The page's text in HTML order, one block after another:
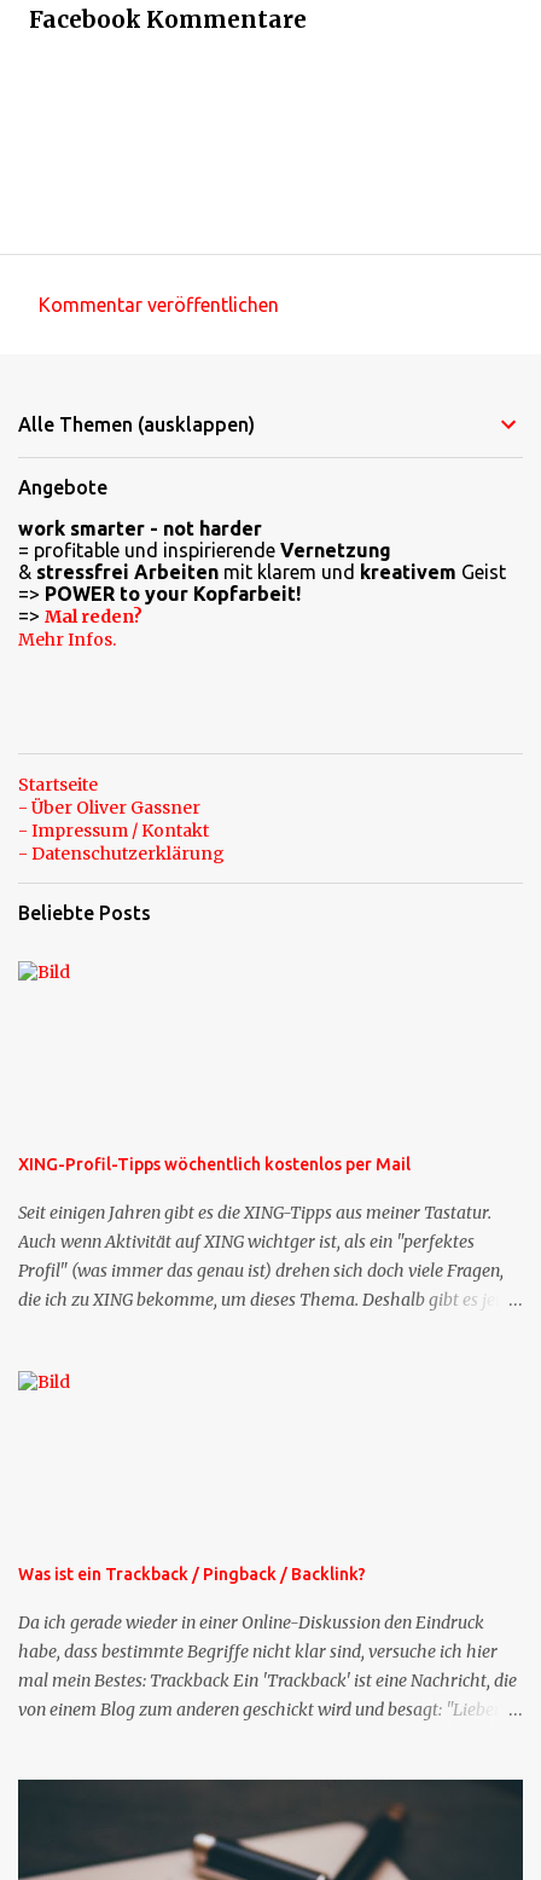
Facebook Kommentare
m
n
t
a
r
e
Kommentar veröffentlichen
Alle Themen (ausklappen)
Angebote
work smarter - not harder
= profitable und inspirierende Vernetzung
& stressfrei Arbeiten mit klarem und kreativem Geist
=> POWER to your Kopfarbeit!
=> Mal reden?
Mehr Infos.
Startseite
- Über Oliver Gassner
- Impressum / Kontakt
- Datenschutzerklärung
Beliebte Posts
XING-Profil-Tipps wöchentlich kostenlos per Mail
Seit einigen Jahren gibt es die XING-Tipps aus meiner Tastatur.
Auch wenn Aktivität auf XING wichtger ist, als ein "perfektes
Profil" (was immer das genau ist) drehen sich doch viele Fragen,
die ich zu XING bekomme, um dieses Thema. Deshalb gibt es jetzt
bekommen Sie kostenlos eine weitere Folge. Die Startsequenz ist 16
Was ist ein Trackback / Pingback / Backlink?
Da ich gerade wieder in einer Online-Diskussion den Eindruck
habe, dass bestimmte Begriffe nicht klar sind, versuche ich hier
mal mein Bestes: Trackback Ein 'Trackback' ist eine Nachricht, die
von einem Blog zum anderen geschickt wird und besagt: "Lieber
was ich zu deinem Inhalt zu sagen hatte." Diese
Nachrichtenfunktion wird 'angestoßen' in dem 'mein' Blog an die